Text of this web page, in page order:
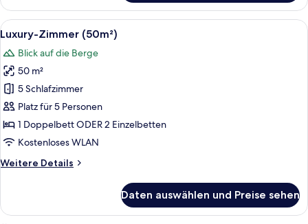
Zimmer,
Bergblick
(34m²)
Alle
Fotos
für
Luxury-
Zimmer
(50m²)
anzeigen
Ein Wohnzimmer mit einem
3
Luxury-Zimmer (50m²)
Blick auf die Berge
50 m²
5 Schlafzimmer
Platz für 5 Personen
1 Doppelbett ODER 2 Einzelbetten
Kostenloses WLAN
Weitere Details
Weitere
Zimmer
Daten auswählen und Preise sehen